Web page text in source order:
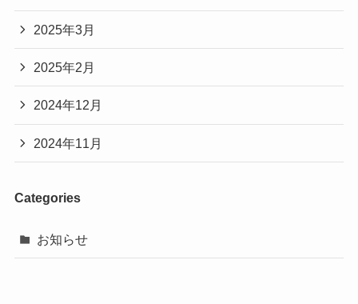
2025年3月
2025年2月
2024年12月
2024年11月
Categories
お知らせ